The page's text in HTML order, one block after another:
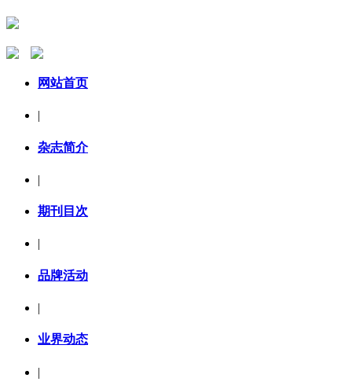
网站首页
|
杂志简介
|
期刊目次
品牌活动
|
业界动态
|